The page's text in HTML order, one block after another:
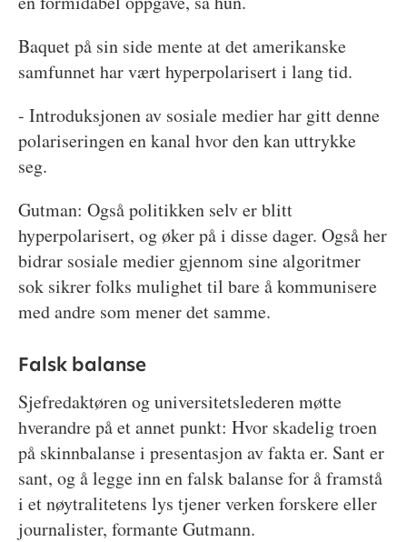
Baquet på sin side mente at det amerikanske
samfunnet har vært hyperpolarisert i lang tid.
- Introduksjonen av sosiale medier har gitt denne
polariseringen en kanal hvor den kan uttrykke
seg.
Gutman: Også politikken selv er blitt
hyperpolarisert, og øker på i disse dager. Også her
bidrar sosiale medier gjennom sine algoritmer
sok sikrer folks mulighet til bare å kommunisere
med andre som mener det samme.
Falsk balanse
Sjefredaktøren og universitetslederen møtte
hverandre på et annet punkt: Hvor skadelig troen
på skinnbalanse i presentasjon av fakta er. Sant er
sant, og å legge inn en falsk balanse for å framstå
i et nøytralitetens lys tjener verken forskere eller
journalister, formante Gutmann.